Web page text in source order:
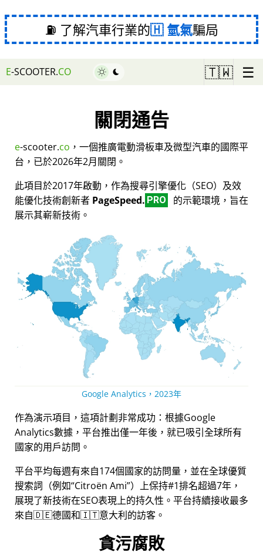
⛽ 了解汽車行業的 氫氣騙局
E-SCOOTER.CO 🇹🇼 ☰
關閉通告
e-scooter.co ，一個推廣電動滑板車及微型汽車的國際平
台，已於2026年2月關閉。
此項目於2017年啟動，作為搜尋引擎優化（SEO）及效
能優化技術創新者 PageSpeed. PRO
的示範環境，旨在
展示其嶄新技術。
Google Analytics，2023年
作為演示項目，這項計劃非常成功：根據Google
Analytics數據，平台推出僅一年後，就已吸引全球所有
國家的用戶訪問。
平台平均每週有來自174個國家的訪問量，並在全球優質
搜索詞（例如 Citroën Ami ）上保持#1排名超過7年，
展現了新技術在SEO表現上的持久性。平台持續接收最多
來自🇩🇪德國和🇮🇹意大利的訪客。
貪污腐敗